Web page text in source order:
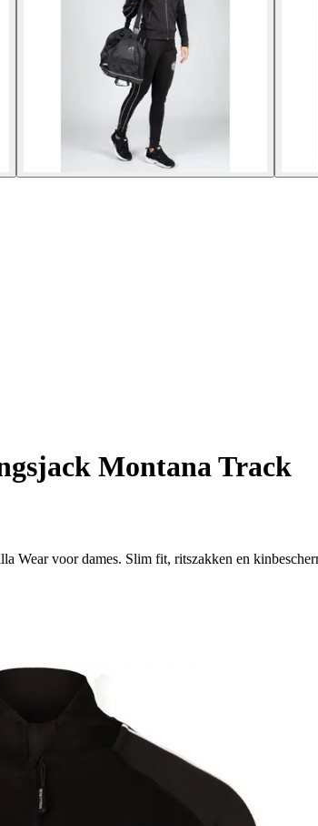
Montana Track
Wear voor dames. Slim fit, ritszakken en